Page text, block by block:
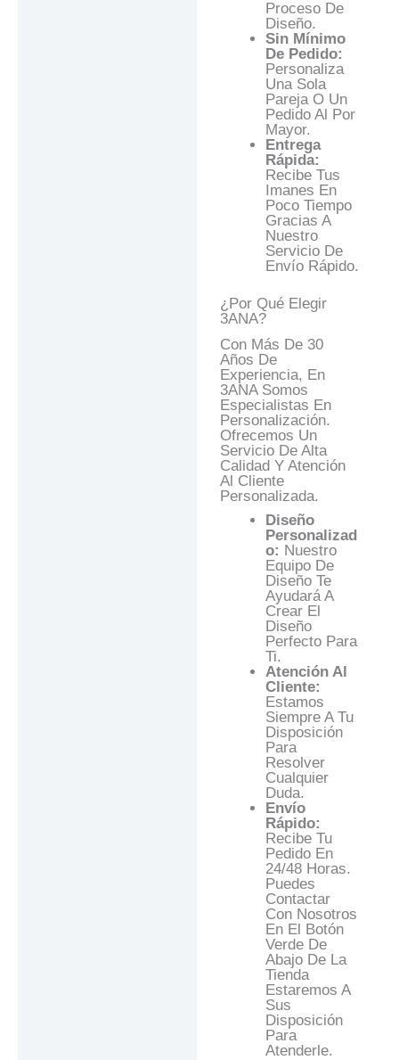
Proceso De
Diseño.
Sin Mínimo
De Pedido:
Personaliza
Una Sola
Pareja O Un
Pedido Al Por
Mayor.
Entrega
Rápida:
Recibe Tus
Imanes En
Poco Tiempo
Gracias A
Nuestro
Servicio De
Envío Rápido.
¿Por Qué Elegir
3ANA?
Con Más De 30
Años De
Experiencia, En
3ANA Somos
Especialistas En
Personalización.
Ofrecemos Un
Servicio De Alta
Calidad Y Atención
Al Cliente
Personalizada.
Diseño
Personalizad
O: Nuestro
Equipo De
Diseño Te
Ayudará A
Crear El
Diseño
Perfecto Para
Ti.
Atención Al
Cliente:
Estamos
Siempre A Tu
Disposición
Para
Resolver
Cualquier
Duda.
Envío
Rápido:
Recibe Tu
Pedido En
24/48 Horas.
Puedes
Contactar
Con Nosotros
En El Botón
Verde De
Abajo De La
Tienda
Estaremos A
Sus
Disposición
Para
Atenderle.